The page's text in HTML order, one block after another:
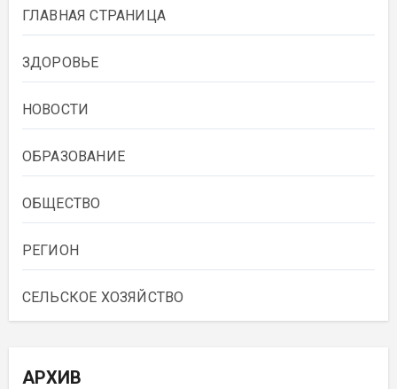
ГЛАВНАЯ СТРАНИЦА
ЗДОРОВЬЕ
НОВОСТИ
ОБРАЗОВАНИЕ
ОБЩЕСТВО
РЕГИОН
СЕЛЬСКОЕ ХОЗЯЙСТВО
АРХИВ